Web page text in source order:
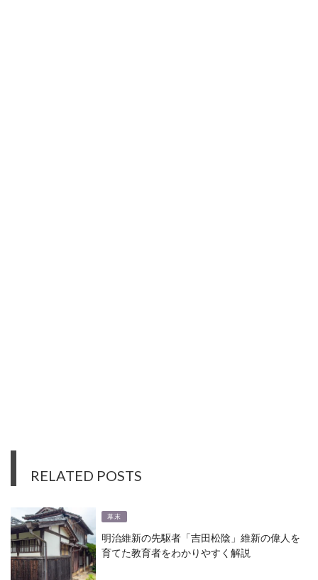
RELATED POSTS
幕末
明治維新の先駆者「吉田松陰」維新の偉人を
育てた教育者をわかりやすく解説